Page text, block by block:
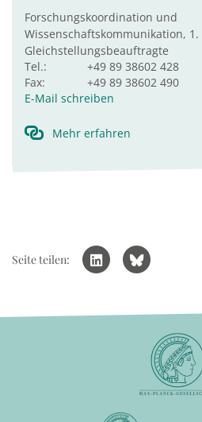
Forschungskoordination und
Wissenschaftskommunikation, 1.
Gleichstellungsbeauftragte
Tel.:
+49 89 38602 428
Fax:
+49 89 38602 490
E-Mail schreiben
Mehr erfahren
Seite teilen: